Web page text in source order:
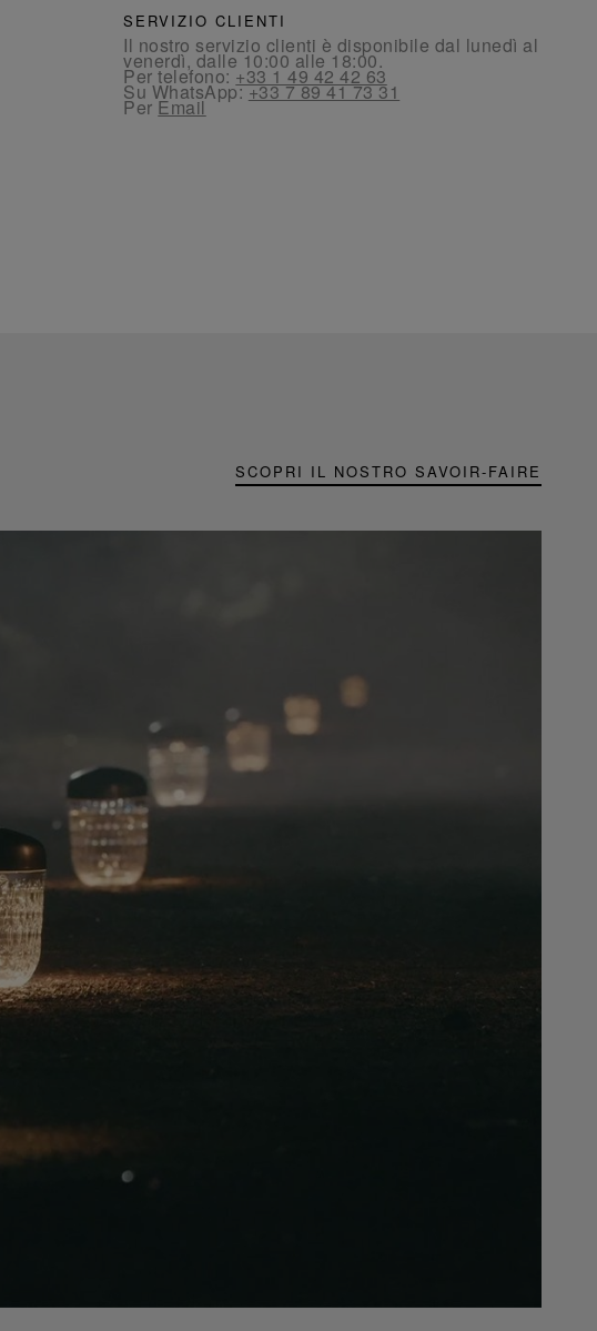
SERVIZIO CLIENTI
Il nostro servizio clienti è disponibile dal lunedì al
venerdì, dalle 10:00 alle 18:00.
Per telefono:+33 1 49 42 42 63
Su WhatsApp:+33 7 89 41 73 31
PerEmail
SCOPRI IL NOSTRO SAVOIR-FAIRE